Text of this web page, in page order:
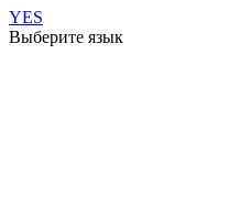
YES
Выберите язык